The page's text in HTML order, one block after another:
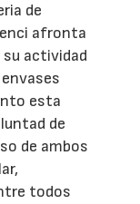
de
afronta
actividad
esta
de
de ambos
todos